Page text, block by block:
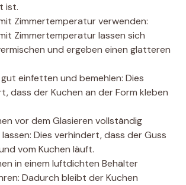
ist.
Zimmertemperatur verwenden:
Zimmertemperatur lassen sich
und ergeben einen glatteren
einfetten und bemehlen: Dies
dass der Kuchen an der Form kleben
vor dem Glasieren vollständig
Dies verhindert, dass der Guss
vom Kuchen läuft.
in einem luftdichten Behälter
Dadurch bleibt der Kuchen